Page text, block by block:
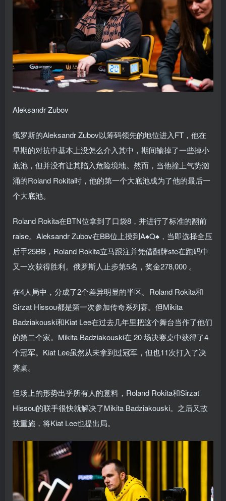
Aleksandr Zubov
俄罗斯的Aleksandr Zubov以筹码领先的地位进入FT，他在
早期的对抗中基本上没怎么介入其中，期间输掉了一些掉小
底池，但并没有让其陷入危险境地。然而，当他撞上气势汹
涌的Roland Rokita时，他的第一个大底池成为了他的最后一
个大底池。
Roland Rokita在BTN位拿到了口袋8，并进行了标准的翻前
raise。Aleksandr Zubov在BB位上摸到A♠Q♠，当即选择全压
后手25BB，Roland Rokita立马跟注并凭借翻牌ste在跑码中
又一次获得胜利。俄罗斯人止步第5名，奖金278,000 。
在4人局中，分成了2个差异明显的半区。Roland Rokita和
Sirzat Hissou都是第一次参加传奇系列赛。但Mikita
Badziakouski和Kiat Lee在过去几年里把这个舞台当作了他们
的第二个家。Mikita Badziakouski在 20 场决赛桌中获得了4
个冠军。Kiat Lee虽然从未拿到过冠军，但也11次打入了决
赛桌。
但场上的形势出乎所有人的意料，Roland Rokita和Sirzat
Hissou的联手很快就解决了Mikita Badziakouski。之后又故
技重施，将Kiat Lee也提出局。